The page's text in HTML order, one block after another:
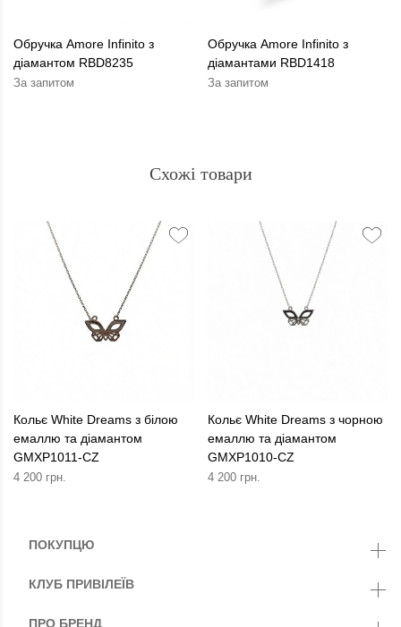
Обручка Amore Infinito з
діамантом RBD8235
За запитом
Обручка Amore Infinito з
діамантами RBD1418
За запитом
Схожі товари
Кольє White Dreams з білою
емаллю та діамантом
GMXP1011-CZ
4 200 грн.
Кольє White Dreams з чорною
емаллю та діамантом
GMXP1010-CZ
4 200 грн.
ПОКУПЦЮ
КЛУБ ПРИВІЛЕЇВ
ПРО БРЕНД